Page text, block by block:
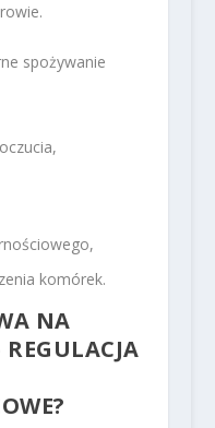
spożywanie
komórek.
NA